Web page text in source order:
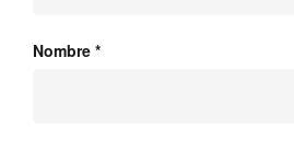
Nombre *